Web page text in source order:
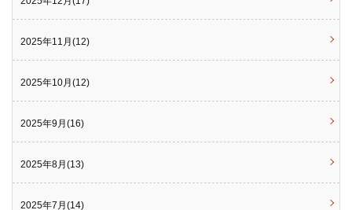
2025年11月(12)
2025年10月(12)
2025年9月(16)
2025年8月(13)
2025年7月(14)